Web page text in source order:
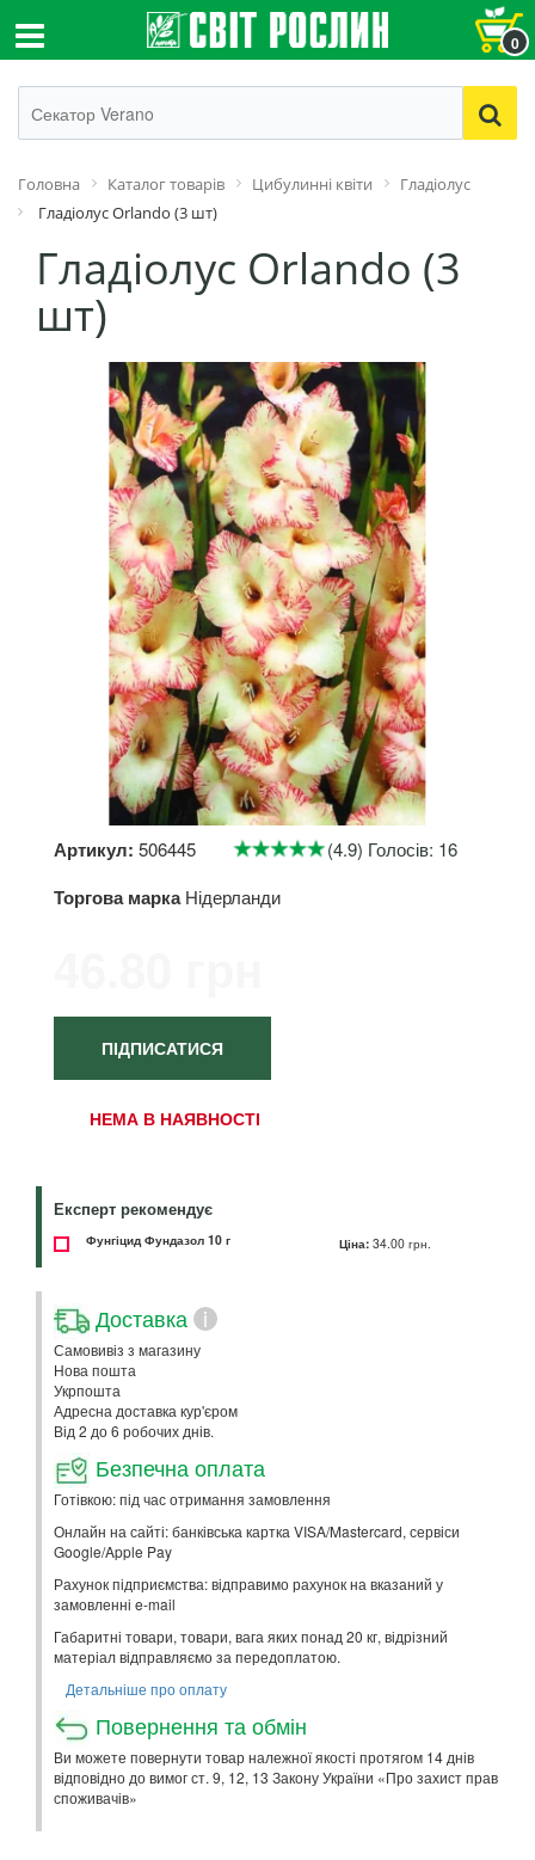
0
Головна Каталог товарів Цибулинні квіти
Гладіолус
Гладіолус Orlando (3 шт)
Гладіолус Orlando (3
шт)
Артикул: 506445 (4.9) Голосів: 16
Торгова марка Нідерланди
ПІДПИСАТИСЯ
НЕМА В НАЯВНОСТІ
Експерт рекомендує
Фунгіцид Фундазол 10 г Ціна: 34.00 грн.
Доставка i
Самовивіз з магазину
Нова пошта
Укрпошта
Адресна доставка кур'єром
Від 2 до 6 робочих днів.
Безпечна оплата
Готівкою: під час отримання замовлення
Онлайн на сайті: банківська картка VISA/Mastercard, сервіси
Google/Apple Pay
Рахунок підприємства: відправимо рахунок на вказаний у
замовленні e-mail
Габаритні товари, товари, вага яких понад 20 кг, відрізний
матеріал відправляємо за передоплатою.
Детальніше про оплату
Повернення та обмін
Ви можете повернути товар належної якості протягом 14 днів
відповідно до вимог ст. 9, 12, 13 Закону України «Про захист прав
споживачів»